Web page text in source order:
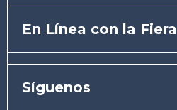
En Línea con la Fiera
Síguenos